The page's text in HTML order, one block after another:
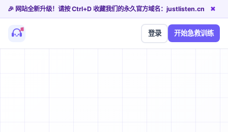
🎉 网站全新升级！请按 Ctrl+D 收藏我们的永久官方域名：justlisten.cn ✖
登录 开始急救训练